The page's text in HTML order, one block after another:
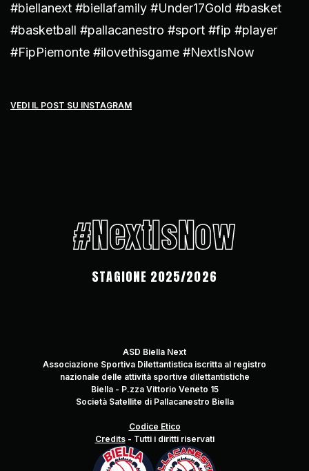
#biellanext #biellafamily #Under17Gold #basket
#basketball #pallacanestro #sport #fip #player
#FipPiemonte #ilovethisgame #NextIsNow
VEDI IL POST SU INSTAGRAM
#NextIsNow
STAGIONE 2025/2026
ASD Biella Next
Associazione Sportiva Dilettantistica iscritta al registro
nazionale delle attività sportive dilettantistiche
Biella - P.zza Vittorio Veneto 15
Società Satellite di Pallacanestro Biella
Codice Etico
Credits- Tutti i diritti riservati